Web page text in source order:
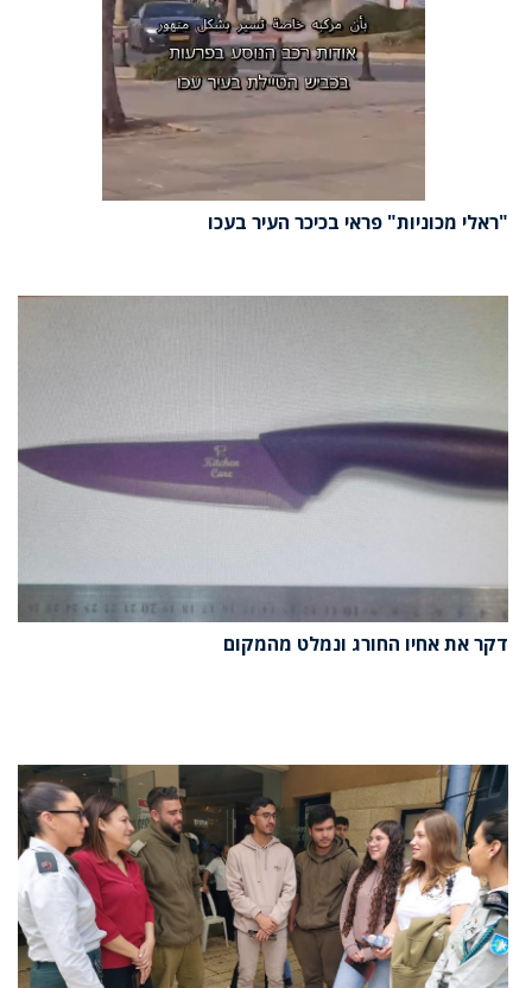
"ראלי מכוניות" פראי בכיכר העיר בעכו
דקר את אחיו החורג ונמלט מהמקום